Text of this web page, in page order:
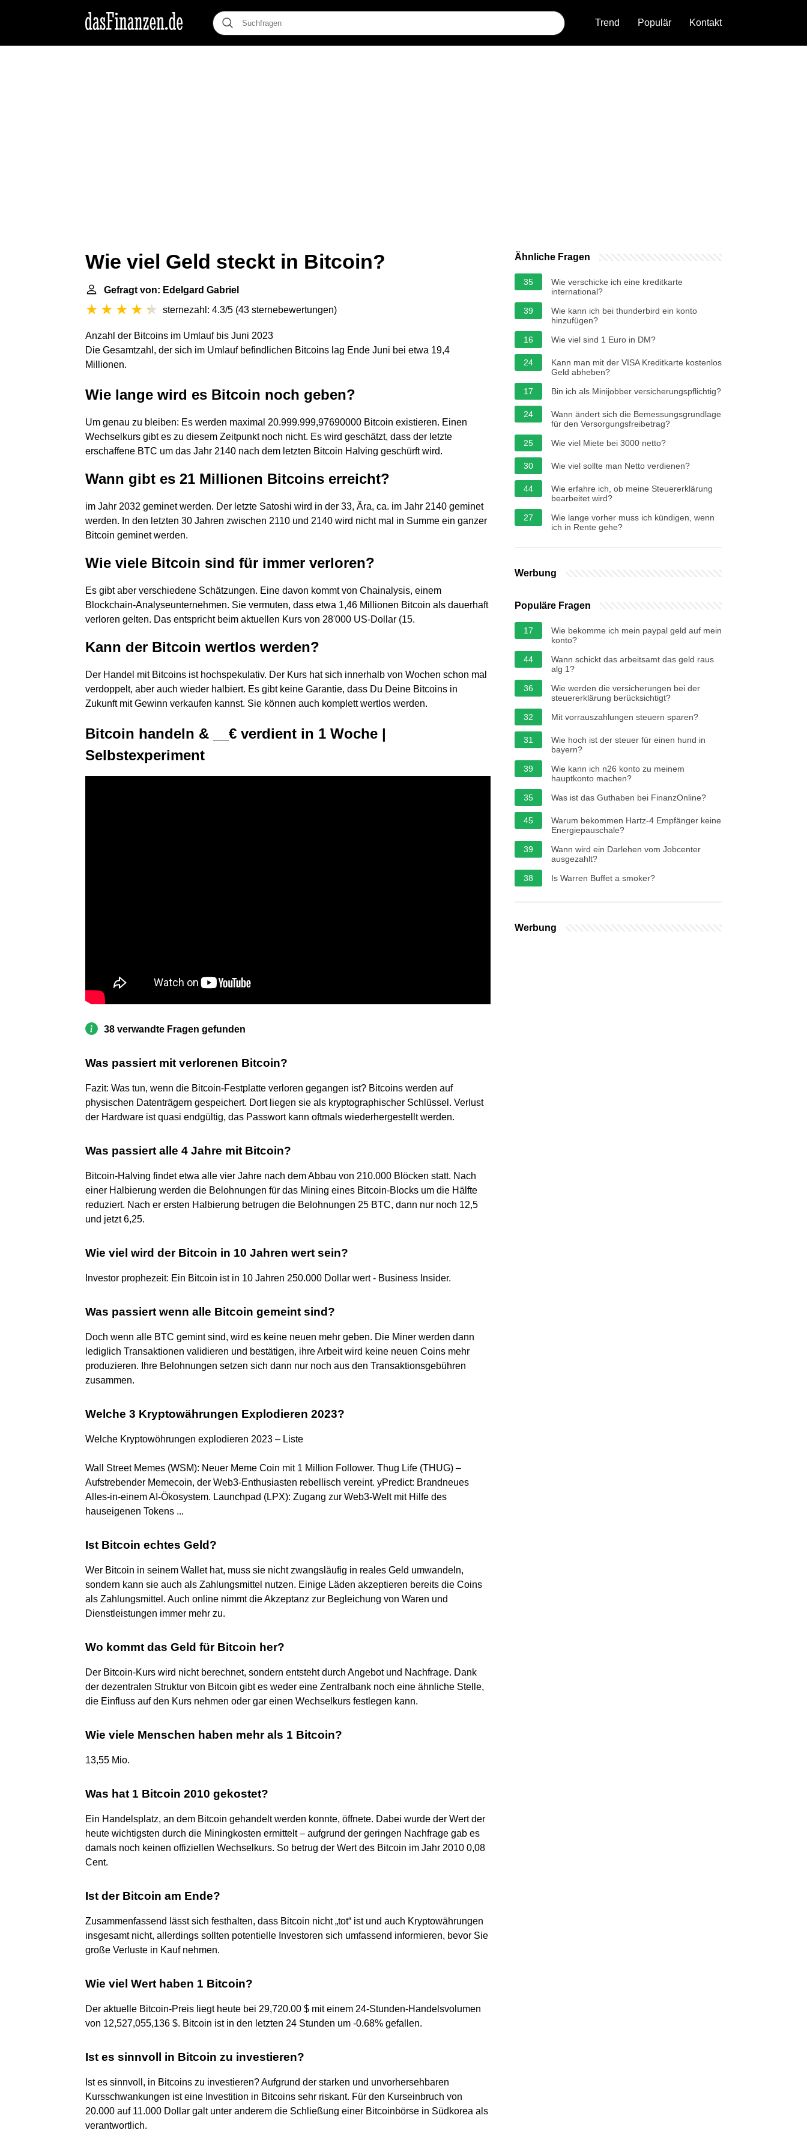
Trend Populär Kontakt
Wie viel Geld steckt in Bitcoin?
Gefragt von: Edelgard Gabriel
sternezahl: 4.3/5 (43 sternebewertungen)
Anzahl der Bitcoins im Umlauf bis Juni 2023
Die Gesamtzahl, der sich im Umlauf befindlichen Bitcoins lag Ende Juni bei etwa 19,4
Millionen.
Wie lange wird es Bitcoin noch geben?
Um genau zu bleiben: Es werden maximal 20.999.999,97690000 Bitcoin existieren. Einen
Wechselkurs gibt es zu diesem Zeitpunkt noch nicht. Es wird geschätzt, dass der letzte
erschaffene BTC um das Jahr 2140 nach dem letzten Bitcoin Halving geschürft wird.
Wann gibt es 21 Millionen Bitcoins erreicht?
im Jahr 2032 geminet werden. Der letzte Satoshi wird in der 33, Ära, ca. im Jahr 2140 geminet
werden. In den letzten 30 Jahren zwischen 2110 und 2140 wird nicht mal in Summe ein ganzer
Bitcoin geminet werden.
Wie viele Bitcoin sind für immer verloren?
Es gibt aber verschiedene Schätzungen. Eine davon kommt von Chainalysis, einem
Blockchain-Analyseunternehmen. Sie vermuten, dass etwa 1,46 Millionen Bitcoin als dauerhaft
verloren gelten. Das entspricht beim aktuellen Kurs von 28'000 US-Dollar (15.
Kann der Bitcoin wertlos werden?
Der Handel mit Bitcoins ist hochspekulativ. Der Kurs hat sich innerhalb von Wochen schon mal
verdoppelt, aber auch wieder halbiert. Es gibt keine Garantie, dass Du Deine Bitcoins in
Zukunft mit Gewinn verkaufen kannst. Sie können auch komplett wertlos werden.
Bitcoin handeln & __€ verdient in 1 Woche |
Selbstexperiment
38 verwandte Fragen gefunden
Was passiert mit verlorenen Bitcoin?
Fazit: Was tun, wenn die Bitcoin-Festplatte verloren gegangen ist? Bitcoins werden auf
physischen Datenträgern gespeichert. Dort liegen sie als kryptographischer Schlüssel. Verlust
der Hardware ist quasi endgültig, das Passwort kann oftmals wiederhergestellt werden.
Was passiert alle 4 Jahre mit Bitcoin?
Bitcoin-Halving findet etwa alle vier Jahre nach dem Abbau von 210.000 Blöcken statt. Nach
einer Halbierung werden die Belohnungen für das Mining eines Bitcoin-Blocks um die Hälfte
reduziert. Nach er ersten Halbierung betrugen die Belohnungen 25 BTC, dann nur noch 12,5
und jetzt 6,25.
Wie viel wird der Bitcoin in 10 Jahren wert sein?
Investor prophezeit: Ein Bitcoin ist in 10 Jahren 250.000 Dollar wert - Business Insider.
Was passiert wenn alle Bitcoin gemeint sind?
Doch wenn alle BTC gemint sind, wird es keine neuen mehr geben. Die Miner werden dann
lediglich Transaktionen validieren und bestätigen, ihre Arbeit wird keine neuen Coins mehr
produzieren. Ihre Belohnungen setzen sich dann nur noch aus den Transaktionsgebühren
zusammen.
Welche 3 Kryptowährungen Explodieren 2023?
Welche Kryptowöhrungen explodieren 2023 – Liste
Wall Street Memes (WSM): Neuer Meme Coin mit 1 Million Follower. Thug Life (THUG) –
Aufstrebender Memecoin, der Web3-Enthusiasten rebellisch vereint. yPredict: Brandneues
Alles-in-einem AI-Ökosystem. Launchpad (LPX): Zugang zur Web3-Welt mit Hilfe des
hauseigenen Tokens ...
Ist Bitcoin echtes Geld?
Wer Bitcoin in seinem Wallet hat, muss sie nicht zwangsläufig in reales Geld umwandeln,
sondern kann sie auch als Zahlungsmittel nutzen. Einige Läden akzeptieren bereits die Coins
als Zahlungsmittel. Auch online nimmt die Akzeptanz zur Begleichung von Waren und
Dienstleistungen immer mehr zu.
Wo kommt das Geld für Bitcoin her?
Der Bitcoin-Kurs wird nicht berechnet, sondern entsteht durch Angebot und Nachfrage. Dank
der dezentralen Struktur von Bitcoin gibt es weder eine Zentralbank noch eine ähnliche Stelle,
die Einfluss auf den Kurs nehmen oder gar einen Wechselkurs festlegen kann.
Wie viele Menschen haben mehr als 1 Bitcoin?
13,55 Mio.
Was hat 1 Bitcoin 2010 gekostet?
Ein Handelsplatz, an dem Bitcoin gehandelt werden konnte, öffnete. Dabei wurde der Wert der
heute wichtigsten durch die Miningkosten ermittelt – aufgrund der geringen Nachfrage gab es
damals noch keinen offiziellen Wechselkurs. So betrug der Wert des Bitcoin im Jahr 2010 0,08
Cent.
Ist der Bitcoin am Ende?
Zusammenfassend lässt sich festhalten, dass Bitcoin nicht „tot“ ist und auch Kryptowährungen
insgesamt nicht, allerdings sollten potentielle Investoren sich umfassend informieren, bevor Sie
große Verluste in Kauf nehmen.
Wie viel Wert haben 1 Bitcoin?
Der aktuelle Bitcoin-Preis liegt heute bei 29,720.00 $ mit einem 24-Stunden-Handelsvolumen
von 12,527,055,136 $. Bitcoin ist in den letzten 24 Stunden um -0.68% gefallen.
Ist es sinnvoll in Bitcoin zu investieren?
Ist es sinnvoll, in Bitcoins zu investieren? Aufgrund der starken und unvorhersehbaren
Kursschwankungen ist eine Investition in Bitcoins sehr riskant. Für den Kurseinbruch von
20.000 auf 11.000 Dollar galt unter anderem die Schließung einer Bitcoinbörse in Südkorea als
verantwortlich.
Ähnliche Fragen
35
Wie verschicke ich eine kreditkarte
international?
39
Wie kann ich bei thunderbird ein konto
hinzufügen?
16
Wie viel sind 1 Euro in DM?
24
Kann man mit der VISA Kreditkarte kostenlos
Geld abheben?
17
Bin ich als Minijobber versicherungspflichtig?
24
Wann ändert sich die Bemessungsgrundlage
für den Versorgungsfreibetrag?
25
Wie viel Miete bei 3000 netto?
30 Wie viel sollte man Netto verdienen?
44
Wie erfahre ich, ob meine Steuererklärung
bearbeitet wird?
27
Wie lange vorher muss ich kündigen, wenn
ich in Rente gehe?
Werbung
Populäre Fragen
17
Wie bekomme ich mein paypal geld auf mein
konto?
44
Wann schickt das arbeitsamt das geld raus
alg 1?
36
Wie werden die versicherungen bei der
steuererklärung berücksichtigt?
32
Mit vorrauszahlungen steuern sparen?
31
Wie hoch ist der steuer für einen hund in
bayern?
39
Wie kann ich n26 konto zu meinem
hauptkonto machen?
35
Was ist das Guthaben bei FinanzOnline?
45
Warum bekommen Hartz-4 Empfänger keine
Energiepauschale?
39
Wann wird ein Darlehen vom Jobcenter
ausgezahlt?
38
Is Warren Buffet a smoker?
Werbung